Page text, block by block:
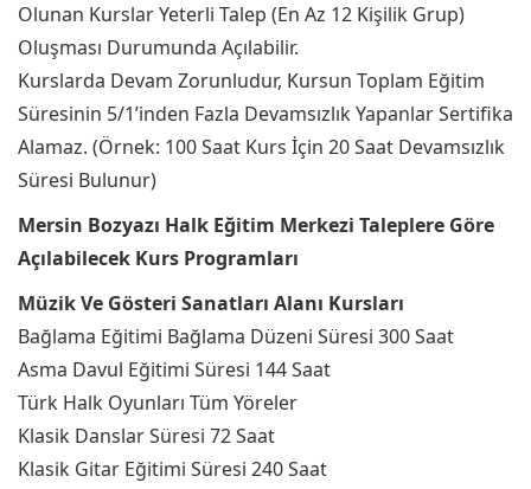
Olunan Kurslar Yeterli Talep (En Az 12 Kişilik Grup)
Oluşması Durumunda Açılabilir.
Kurslarda Devam Zorunludur, Kursun Toplam Eğitim
Süresinin 5/1’inden Fazla Devamsızlık Yapanlar Sertifika
Alamaz. (Örnek: 100 Saat Kurs İçin 20 Saat Devamsızlık
Süresi Bulunur)
Mersin Bozyazı Halk Eğitim Merkezi Taleplere Göre
Açılabilecek Kurs Programları
Müzik Ve Gösteri Sanatları Alanı Kursları
Bağlama Eğitimi Bağlama Düzeni Süresi 300 Saat
Asma Davul Eğitimi Süresi 144 Saat
Türk Halk Oyunları Tüm Yöreler
Klasik Danslar Süresi 72 Saat
Klasik Gitar Eğitimi Süresi 240 Saat